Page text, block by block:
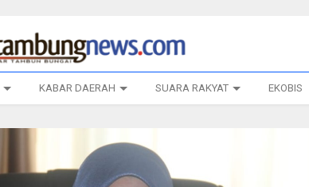
KABAR DAERAH SUARA RAKYAT EKOBIS